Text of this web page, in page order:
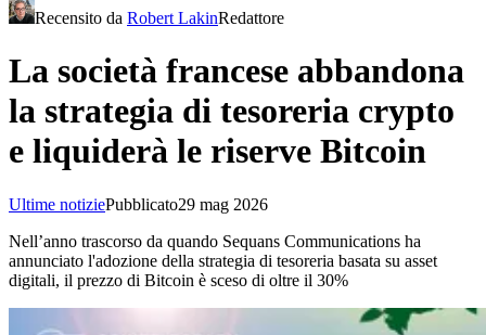
Recensito da Robert LakinRedattore
La società francese abbandona
la strategia di tesoreria crypto
e liquiderà le riserve Bitcoin
Ultime notiziePubblicato29 mag 2026
Nell’anno trascorso da quando Sequans Communications ha
annunciato l'adozione della strategia di tesoreria basata su asset
digitali, il prezzo di Bitcoin è sceso di oltre il 30%